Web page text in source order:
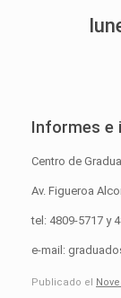
Informes e
Centro de
Av. Figueroa
tel: 4809-5717 y
e-mail:
Publicado el